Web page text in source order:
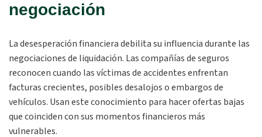
negociación
La desesperación financiera debilita su influencia durante las
negociaciones de liquidación. Las compañías de seguros
reconocen cuando las víctimas de accidentes enfrentan
facturas crecientes, posibles desalojos o embargos de
vehículos. Usan este conocimiento para hacer ofertas bajas
que coinciden con sus momentos financieros más
vulnerables.